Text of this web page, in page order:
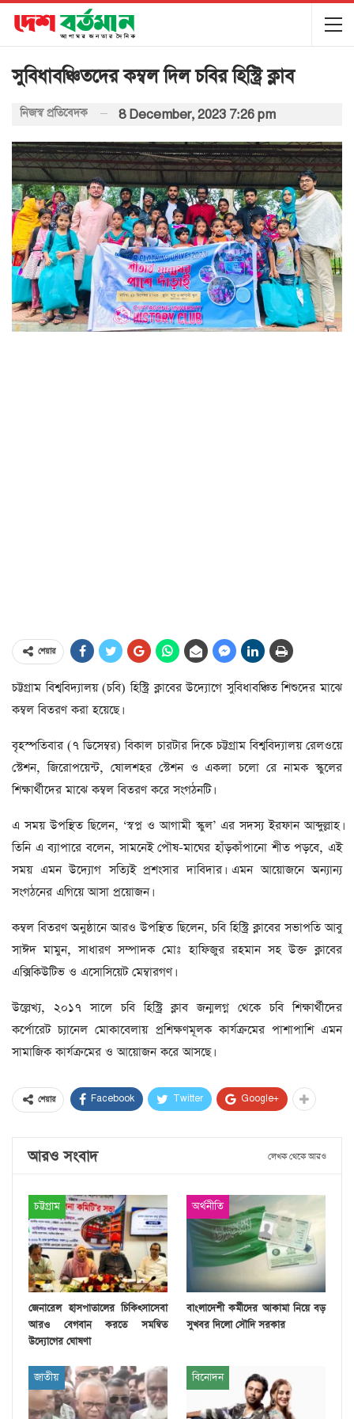
সুবিধাবঞ্চিতদের কম্বল দিল চবির হিস্ট্রি ক্লাব
নিজস্ব প্রতিবেদক 8 December, 2023 7:26 pm
শেয়ার
চট্টগ্রাম বিশ্ববিদ্যালয় (চবি) হিস্ট্রি ক্লাবের উদ্যোগে সুবিধাবঞ্চিত শিশুদের মাঝে
কম্বল বিতরণ করা হয়েছে।
বৃহস্পতিবার (৭ ডিসেম্বর) বিকাল চারটার দিকে চট্টগ্রাম বিশ্ববিদ্যালয় রেলওয়ে
স্টেশন, জিরোপয়েন্ট, ষোলশহর স্টেশন ও একলা চলো রে নামক স্কুলের
শিক্ষার্থীদের মাঝে কম্বল বিতরণ করে সংগঠনটি।
এ সময় উপস্থিত ছিলেন, ‘স্বপ্ন ও আগামী স্কুল’ এর সদস্য ইরফান আব্দুল্লাহ।
তিনি এ ব্যাপারে বলেন, সামনেই পৌষ-মাঘের হাঁড়কাঁপানো শীত পড়বে, এই
সময় এমন উদ্যোগ সত্যিই প্রশংসার দাবিদার। এমন আয়োজনে অন্যান্য
সংগঠনের এগিয়ে আসা প্রয়োজন।
কম্বল বিতরণ অনুষ্ঠানে আরও উপস্থিত ছিলেন, চবি হিস্ট্রি ক্লাবের সভাপতি আবু
সাঈদ মামুন, সাধারণ সম্পাদক মোঃ হাফিজুর রহমান সহ উক্ত ক্লাবের
এক্সিকিউটিভ ও এসোসিয়েট মেম্বারগণ।
উল্লেখ্য, ২০১৭ সালে চবি হিস্ট্রি ক্লাব জন্মলগ্ন থেকে চবি শিক্ষার্থীদের
কর্পোরেট চ্যানেল মোকাবেলায় প্রশিক্ষণমূলক কার্যক্রমের পাশাপাশি এমন
সামাজিক কার্যক্রমের ও আয়োজন করে আসছে।
শেয়ার Facebook Twitter Google+
আরও সংবাদ লেখক থেকে আরও
চট্টগ্রাম
জেনারেল হাসপাতালের চিকিৎসাসেবা
আরও বেগবান করতে সমন্বিত
উদ্যোগের ঘোষণা
অর্থনীতি
বাংলাদেশী কর্মীদের আকামা নিয়ে বড়
সুখবর দিলো সৌদি সরকার
জাতীয় বিনোদন